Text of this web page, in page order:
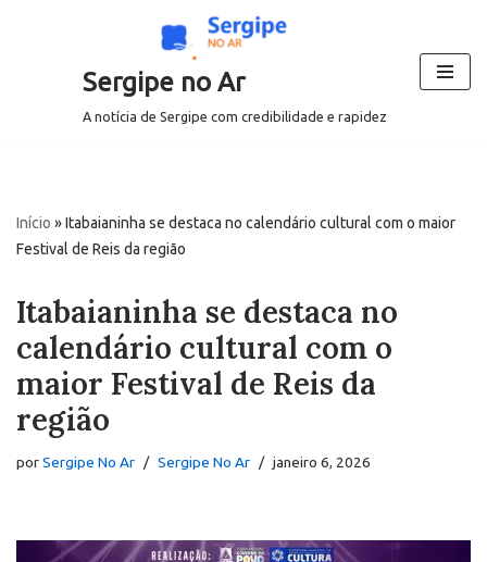
Sergipe no Ar
A notícia de Sergipe com credibilidade e rapidez
Início »Itabaianinha se destaca no calendário cultural com o maior
Festival de Reis da região
Itabaianinha se destaca no
calendário cultural com o
maior Festival de Reis da
região
porSergipe No Ar Sergipe No Ar janeiro 6, 2026